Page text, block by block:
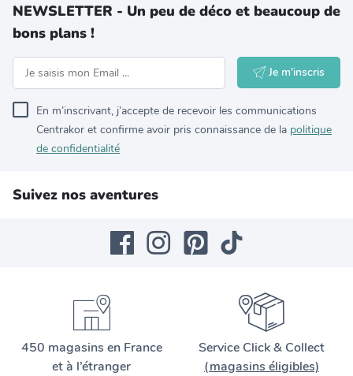
NEWSLETTER - Un peu de déco et beaucoup de
bons plans !
Je m'inscris
En m’inscrivant, j’accepte de recevoir les communications
Centrakor et confirme avoir pris connaissance de la politique
de confidentialité
Suivez nos aventures
450 magasins en France
et à l’étranger
Service Click & Collect
(magasins éligibles)